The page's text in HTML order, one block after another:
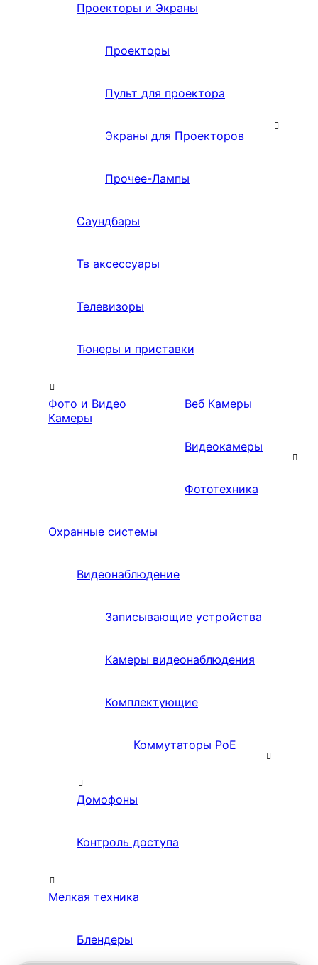
Проекторы и Экраны
Проекторы
Пульт для проектора
Экраны для Проекторов
Прочее-Лампы
Саундбары
Тв аксессуары
Телевизоры
Тюнеры и приставки
Фото и Видео
Камеры
Веб Камеры
Видеокамеры
Фототехника
Охранные системы
Видеонаблюдение
Записывающие устройства
Камеры видеонаблюдения
Комплектующие
Коммутаторы PoE
Домофоны
Контроль доступа
Мелкая техника
Блендеры